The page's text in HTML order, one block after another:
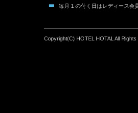
毎月 1 の付く日はレディース会
Copyright(C) HOTEL HOTAL All Rights